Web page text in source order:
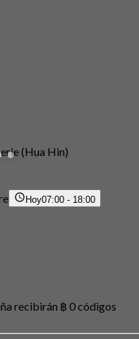
(Hua Hin)
Hoy07:00 - 18:00
recibirán ฿ 0 códigos